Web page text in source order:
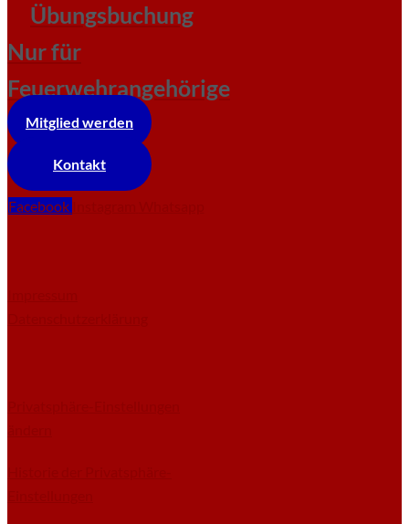
Übungsbuchung
Nur für
Feuerwehrangehörige
Mitglied werden
Kontakt
Facebook